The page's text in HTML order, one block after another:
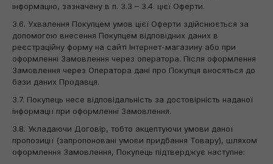
інформацію, зазначену в п. 3.3 – 3.4. цієї Оферти.
3.6. Ухвалення Покупцем умов цієї Оферти здійснюється за
допомогою внесення Покупцем відповідних даних в
реєстраційну форму на сайті Інтернет-магазину або при
оформленні Замовлення через оператора. Після оформлення
Замовлення через Оператора дані про Покупця вносяться до
бази даних Продавця.
3.7. Покупець несе відповідальність за достовірність наданої
інформації при оформленні Замовлення.
3.8. Укладаючи Договір, тобто акцептуючи умови даної
пропозиції (запропоновані умови придбання Товару), шляхом
оформлення Замовлення, Покупець підтверджує наступне: